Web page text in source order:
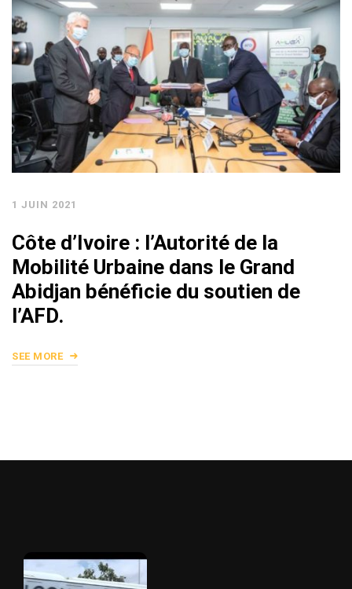
1 JUIN 2021
Côte d’Ivoire : l’Autorité de la
Mobilité Urbaine dans le Grand
Abidjan bénéficie du soutien de
l’AFD.
SEE MORE